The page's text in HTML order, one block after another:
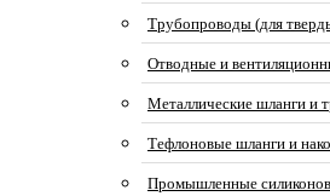
Трубопроводы (для
Отводные и
Металлические шланги и
Тефлоновые шланги и
Промышленные